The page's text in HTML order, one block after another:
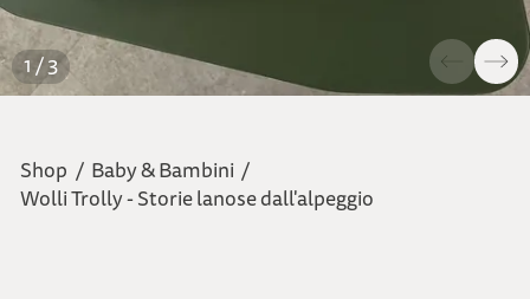
1 / 3
Shop / Baby & Bambini /
Wolli Trolly - Storie lanose dall'alpeggio